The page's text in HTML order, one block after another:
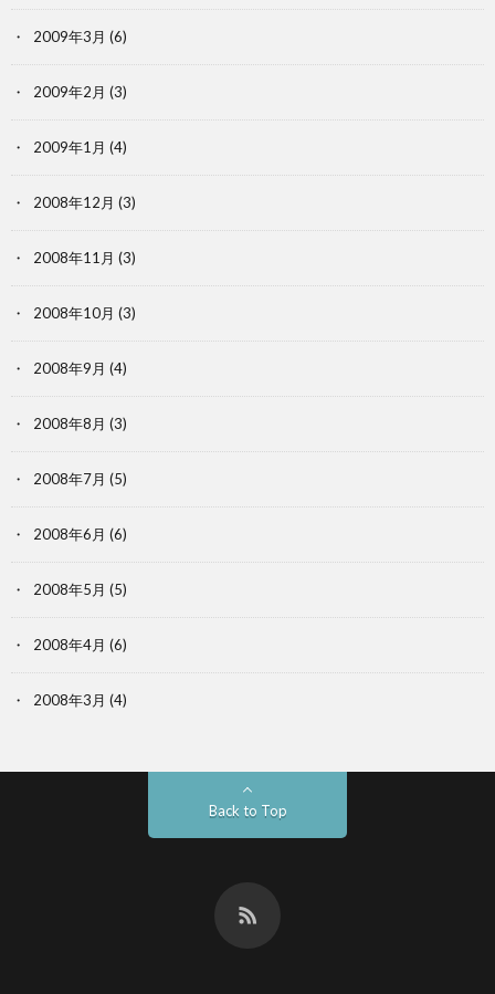
2009年3月 (6)
2009年2月 (3)
2009年1月 (4)
2008年12月 (3)
2008年11月 (3)
2008年10月 (3)
2008年9月 (4)
2008年8月 (3)
2008年7月 (5)
2008年6月 (6)
2008年5月 (5)
2008年4月 (6)
2008年3月 (4)
Back to Top